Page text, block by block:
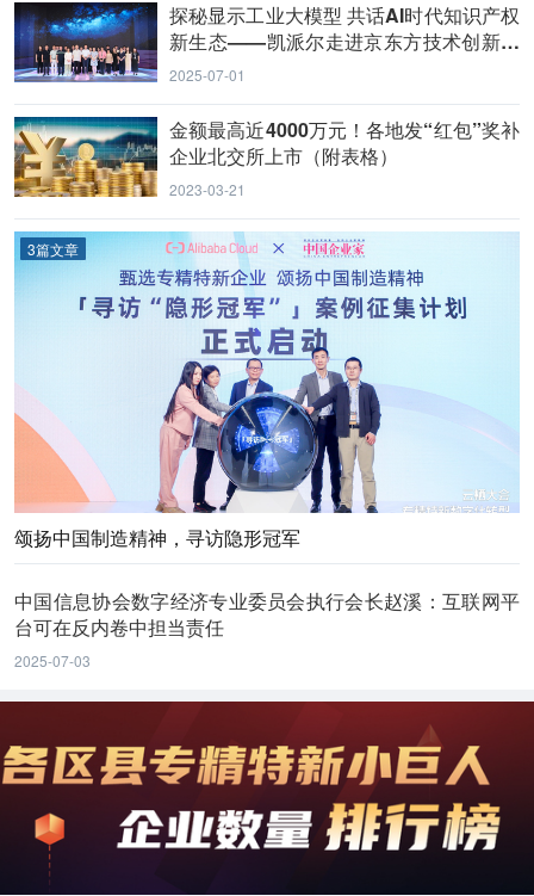
探秘显示工业大模型 共话AI时代知识产权
新生态——凯派尔走进京东方技术创新中
心
2025-07-01
金额最高近4000万元！各地发“红包”奖补
企业北交所上市（附表格）
2023-03-21
3篇文章
颂扬中国制造精神，寻访隐形冠军
中国信息协会数字经济专业委员会执行会长赵溪：互联网平
台可在反内卷中担当责任
2025-07-03